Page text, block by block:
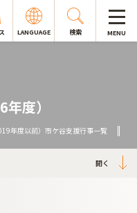
LANGUAGE 検索 MENU
度）
年度以前）市ケ谷支援行事一覧